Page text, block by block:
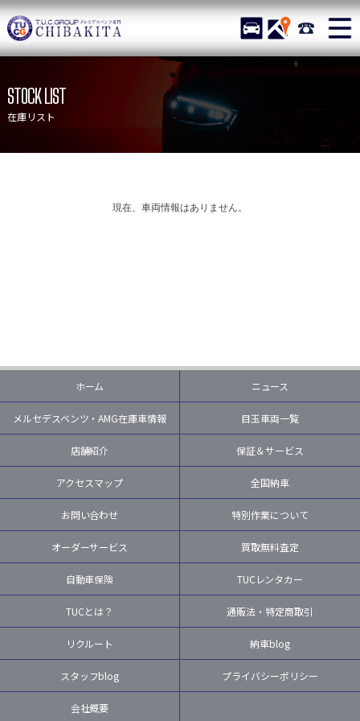
TUCグループ メルセデス
STOCK ACCESS 043-
ニュース
在庫リスト
目玉車両一覧
保証＆サービス
アクセスマップ
STOCK LIST
在庫リスト
現在、車両情報はありません。
ホーム ニュース
メルセデスベンツ・AMG在庫車情報 目玉車両一覧
店舗紹介 保証＆サービス
アクセスマップ 全国納車
お問い合わせ 特別作業について
オーダーサービス 買取無料査定
自動車保険 TUCレンタカー
TUCとは？ 通販法・特定商取引
リクルート 納車blog
スタッフblog プライバシーポリシー
会社概要